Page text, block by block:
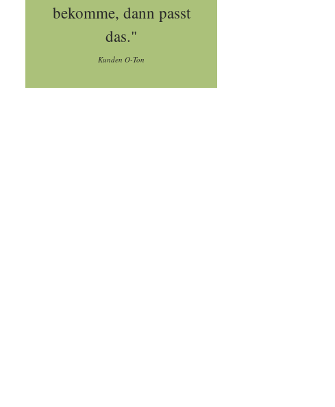
bekomme, dann passt
das."
Kunden O-Ton